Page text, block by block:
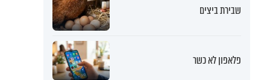
שבירת ביצים
פלאפון לא כשר